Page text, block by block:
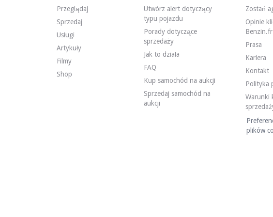
WIZYTY
SPRZEDAŻ indywidualny
DOKUMENT REJESTRACYJNY POJAZDU
Francuski
Opis
Ten Mercedes CLK 55 AMG W208 z 2000 roku ma przebieg 231 000 km.
Na zewnątrz sprzedawca wskazuje, że pojazd jest w średnim stanie.
Wewnątrz sprzedawca wskazuje, że stan pojazdu jest średni. Czarna
Przeglądaj
Sprzedaj
Usługi
Artykuły
Filmy
Shop
Utwórz alert dotyczący
typu pojazdu
Porady dotyczące
sprzedaży
Jak to działa
FAQ
Kup samochód na aukcji
Sprzedaj samochód na
aukcji
Zostań
Opinie
Benzin.fr
Prasa
Kariera
Kontakt
Polityka
Warunki
plików